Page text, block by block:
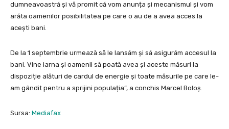
dumneavoastră și vă promit că vom anunța și mecanismul și vom
arăta oamenilor posibilitatea pe care o au de a avea acces la
acești bani.
De la 1 septembrie urmează să le lansăm și să asigurăm accesul la
bani. Vine iarna și oamenii să poată avea și aceste măsuri la
dispoziție alături de cardul de energie și toate măsurile pe care le-
am gândit pentru a sprijini populația”, a conchis Marcel Boloș.
Sursa: Mediafax